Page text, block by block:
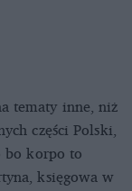
tematy inne, niż
części Polski,
bo korpo to
księgowa w